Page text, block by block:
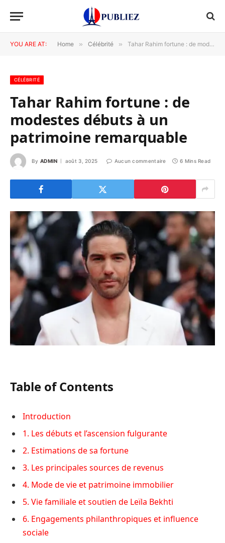
YOU ARE AT: Home » Célébrité » Tahar Rahim fortune : de modestes débuts à un patrimoine remarquable
CÉLÉBRITÉ
Tahar Rahim fortune : de
modestes débuts à un
patrimoine remarquable
By ADMIN août 3, 2025 Aucun commentaire 6 Mins Read
Table of Contents
Introduction
1. Les débuts et l’ascension fulgurante
2. Estimations de sa fortune
3. Les principales sources de revenus
4. Mode de vie et patrimoine immobilier
5. Vie familiale et soutien de Leïla Bekhti
6. Engagements philanthropiques et influence
sociale